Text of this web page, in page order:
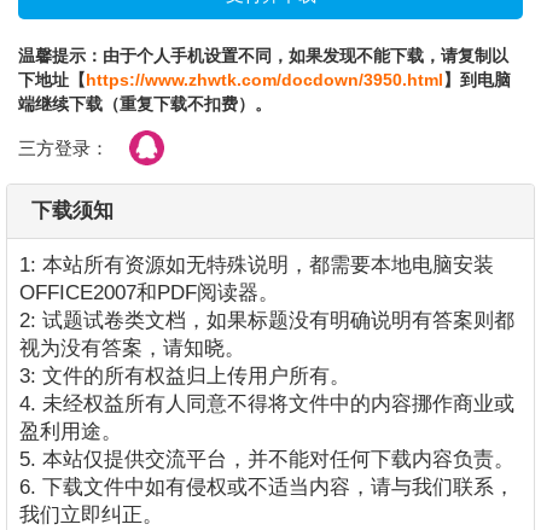
温馨提示：由于个人手机设置不同，如果发现不能下载，请复制以
下地址【https://www.zhwtk.com/docdown/3950.html】到电脑
端继续下载（重复下载不扣费）。
三方登录：
下载须知
1: 本站所有资源如无特殊说明，都需要本地电脑安装
OFFICE2007和PDF阅读器。
2: 试题试卷类文档，如果标题没有明确说明有答案则都
视为没有答案，请知晓。
3: 文件的所有权益归上传用户所有。
4. 未经权益所有人同意不得将文件中的内容挪作商业或
盈利用途。
5. 本站仅提供交流平台，并不能对任何下载内容负责。
6. 下载文件中如有侵权或不适当内容，请与我们联系，
我们立即纠正。